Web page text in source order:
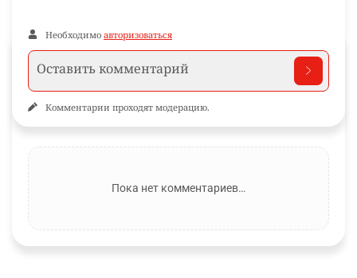
Необходимо авторизоваться
Комментарии проходят модерацию.
Пока нет комментариев…